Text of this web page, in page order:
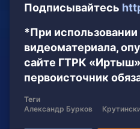
Подписывайтесь
*При
видеоматериала,
сайте ГТРК
первоисточник
Теги
Александр Бурков